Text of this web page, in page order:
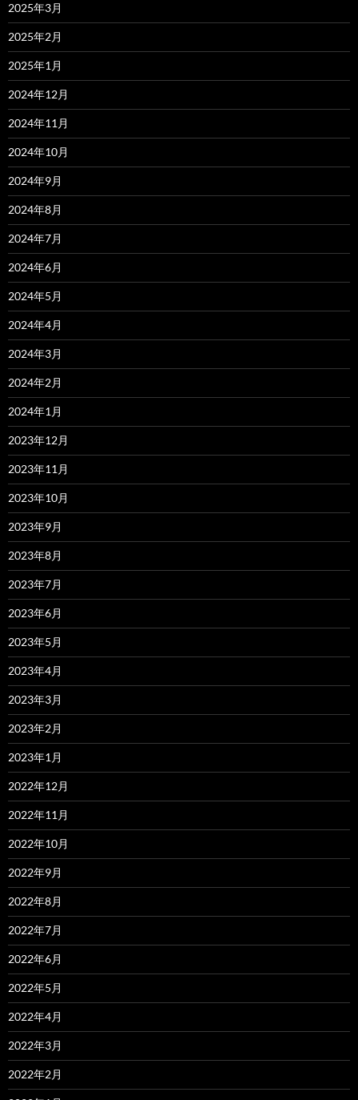
2025年3月
2025年2月
2025年1月
2024年12月
2024年11月
2024年10月
2024年9月
2024年8月
2024年7月
2024年6月
2024年5月
2024年4月
2024年3月
2024年2月
2024年1月
2023年12月
2023年11月
2023年10月
2023年9月
2023年8月
2023年7月
2023年6月
2023年5月
2023年4月
2023年3月
2023年2月
2023年1月
2022年12月
2022年11月
2022年10月
2022年9月
2022年8月
2022年7月
2022年6月
2022年5月
2022年4月
2022年3月
2022年2月